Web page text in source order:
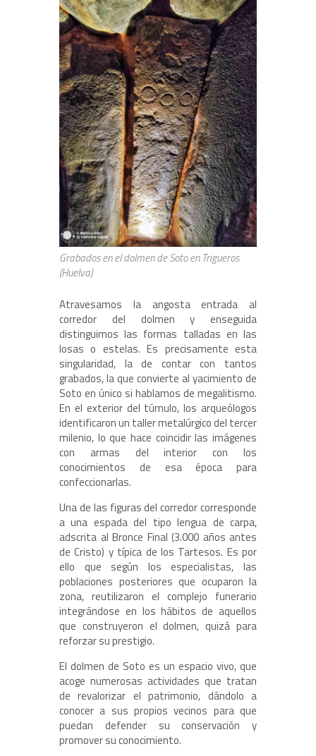
Grabados en el dolmen de Soto en Trigueros
(Huelva)
Atravesamos la angosta entrada al
corredor del dolmen y enseguida
distinguimos las formas talladas en las
losas o estelas. Es precisamente esta
singularidad, la de contar con tantos
grabados, la que convierte al yacimiento de
Soto en único si hablamos de megalitismo.
En el exterior del túmulo, los arqueólogos
identificaron un taller metalúrgico del tercer
milenio, lo que hace coincidir las imágenes
con armas del interior con los
conocimientos de esa época para
confeccionarlas.
Una de las figuras del corredor corresponde
a una espada del tipo lengua de carpa,
adscrita al Bronce Final (3.000 años antes
de Cristo) y típica de los Tartesos. Es por
ello que según los especialistas, las
poblaciones posteriores que ocuparon la
zona, reutilizaron el complejo funerario
integrándose en los hábitos de aquellos
que construyeron el dolmen, quizá para
reforzar su prestigio.
El dolmen de Soto es un espacio vivo, que
acoge numerosas actividades que tratan
de revalorizar el patrimonio, dándolo a
conocer a sus propios vecinos para que
puedan defender su conservación y
promover su conocimiento.